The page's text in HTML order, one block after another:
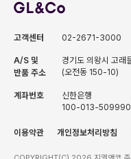
고객센터 02-2671-3000
A/S 및
반품 주소
경기도 의왕시 고래
(오전동 150-10)
계좌번호
신한은행
100-013-509990
이용약관 개인정보처리방침